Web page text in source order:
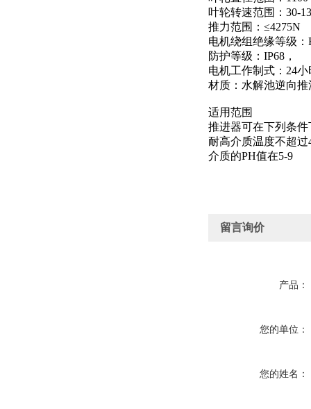
叶轮转速范围：30-
推力范围：≤4275N
电机绕组绝缘等级：
防护等级：IP68，
电机工作制式：24
材质：水解池逆向
适用范围
推进器可在下列条
耐高介质温度不超过
介质的PH值在5-9
留言询价
产品：
您的单位：
您的姓名：